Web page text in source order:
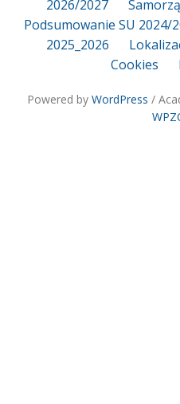
2026/2027
Podsumowanie SU 2024/
2025_2026
Cookies
Powered by WordPress /